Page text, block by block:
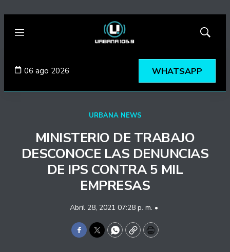
Menú
Mostrar
06 ago 2026 WHATSAPP
URBANA NEWS
MINISTERIO DE TRABAJO
DESCONOCE LAS DENUNCIAS
DE IPS CONTRA 5 MIL
EMPRESAS
Abril 28, 2021 07:28 p. m. •
Facebook
TwitterWhatsApp
CopyPrint